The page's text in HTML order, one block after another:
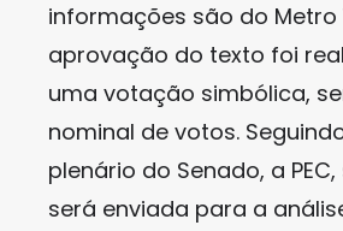
informações são do Metro
aprovação do texto foi
uma votação simbólica,
nominal de votos.
plenário do Senado, a
será enviada para a